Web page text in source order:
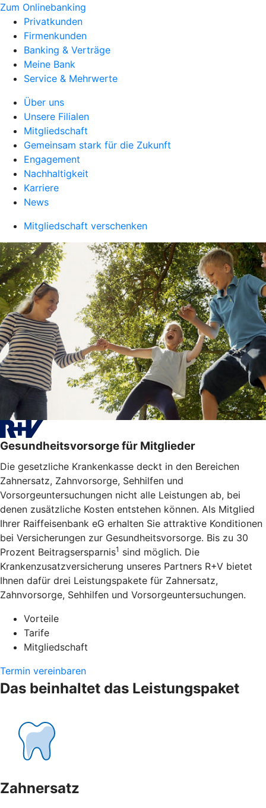
Zum Onlinebanking
Privatkunden
Firmenkunden
Banking & Verträge
Meine Bank
Service & Mehrwerte
Über uns
Unsere Filialen
Mitgliedschaft
Gemeinsam stark für die Zukunft
Engagement
Nachhaltigkeit
Karriere
News
Mitgliedschaft verschenken
Gesundheitsvorsorge für Mitglieder
Die gesetzliche Krankenkasse deckt in den Bereichen
Zahnersatz, Zahnvorsorge, Sehhilfen und
Vorsorgeuntersuchungen nicht alle Leistungen ab, bei
denen zusätzliche Kosten entstehen können. Als Mitglied
Ihrer Raiffeisenbank eG erhalten Sie attraktive Konditionen
bei Versicherungen zur Gesundheitsvorsorge. Bis zu 30
Prozent Beitragsersparnis1 sind möglich. Die
Krankenzusatzversicherung unseres Partners R+V bietet
Ihnen dafür drei Leistungspakete für Zahnersatz,
Zahnvorsorge, Sehhilfen und Vorsorgeuntersuchungen.
Vorteile
Tarife
Mitgliedschaft
Termin vereinbaren
Das beinhaltet das Leistungspaket
Zahnersatz